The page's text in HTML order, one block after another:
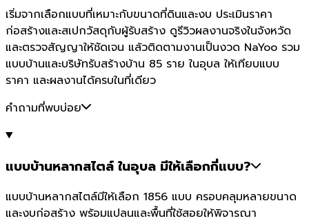
เริ่มจากเลือกแบบที่เหมาะกับขนาดที่ดินและงบ ประเมินราคา
ก่อสร้างและสเปกวัสดุกับผู้รับสร้าง ดูรีวิวผลงานจริงในจังหวัด
และตรวจสัญญาให้ชัดเจน แล้วติดตามงานเป็นงวด NaYoo รวม
แบบบ้านและบริษัทรับสร้างบ้าน 85 ราย ในอุบล ให้เทียบแบบ
ราคา และผลงานได้ครบในที่เดียว
คำถามที่พบบ่อย
แบบบ้านหลากสไตล์ ในอุบล มีให้เลือกกี่แบบ?
แบบบ้านหลากสไตล์มีให้เลือก 1856 แบบ ครอบคลุมหลายขนาด
และงบก่อสร้าง พร้อมแปลนและพื้นที่ใช้สอยให้พิจารณา